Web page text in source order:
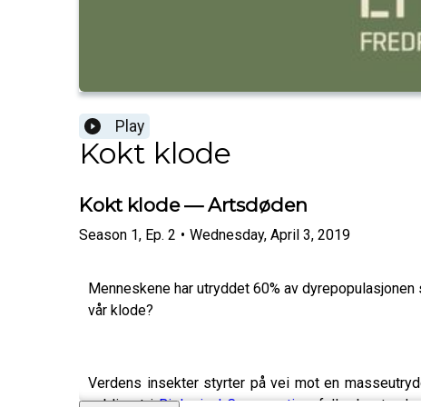
Play
Kokt klode
Kokt klode — Artsdøden
Season 1, Ep. 2 • Wednesday, April 3, 2019
Menneskene har utryddet 60% av
vår klode?
Verdens insekter styrter på vei mot en